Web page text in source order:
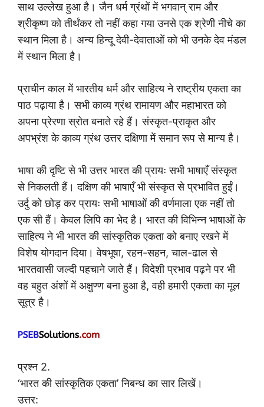
साथ उल्लेख हुआ है। जैन धर्म ग्रंथों में भगवान् राम और
श्रीकृष्ण को तीर्थंकर तो नहीं कहा गया उनसे एक श्रेणी नीचे का
स्थान मिला है। अन्य हिन्दू देवी-देवाताओं को भी उनके देव मंडल
में स्थान मिला है।
प्राचीन काल में भारतीय धर्म और साहित्य ने राष्ट्रीय एकता का
पाठ पढ़ाया है। सभी काव्य ग्रंथ रामायण और महाभारत को
अपना प्रेरणा स्रोत बनाते रहे हैं। संस्कृत-प्राकृत और
अपभ्रंश के काव्य ग्रंथ उत्तर दक्षिणा में समान रूप से मान्य है।
भाषा की दृष्टि से भी उत्तर भारत की प्रायः सभी भाषाएँ संस्कृत
से निकलती हैं। दक्षिण की भाषाएँ भी संस्कृत से प्रभावित हुईं।
उर्दु को छोड़ कर प्रायः सभी भाषाओं की वर्णमाला एक नहीं तो
एक सी हैं। केवल लिपि का भेद है। भारत की विभिन्न भाषाओं के
साहित्य ने भी भारत की सांस्कृतिक एकता को बनाए रखने में
विशेष योगदान दिया। वेषभूषा, रहन-सहन, चाल-ढाल से
भारतवासी जल्दी पहचाने जाते हैं। विदेशी प्रभाव पढ़ने पर भी
वह बहुत अंशों में अक्षुण्ण बना हुआ है, वही हमारी एकता का मूल
सूत्र है।
प्रश्न 2.
‘भारत की सांस्कृतिक एकता’ निबन्ध का सार लिखें।
उत्तर: